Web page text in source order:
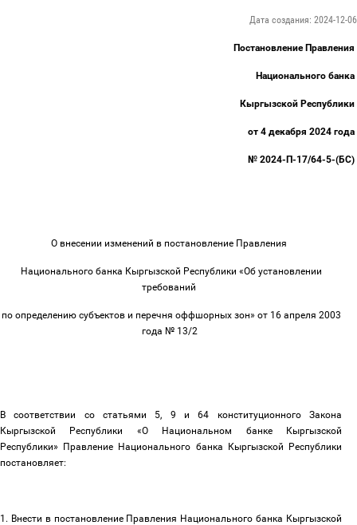
Дата создания: 2024-12-06
Постановление Правления
Национального банка
Кыргызской Республики
от 4 декабря 2024 года
№ 2024-П-17/64-5-(БС)
О внесении изменений в постановление Правления
Национального банка Кыргызской Республики «Об установлении
требований
по определению субъектов и перечня оффшорных зон» от 16 апреля 2003
года № 13/2
В соответствии со статьями 5, 9 и 64 конституционного Закона
Кыргызской Республики «О Национальном банке Кыргызской
Республики» Правление Национального банка Кыргызской Республики
постановляет:
1. Внести в постановление Правления Национального банка Кыргызской